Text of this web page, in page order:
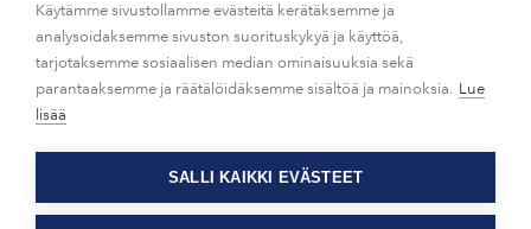
UUTISHUONE
OTA YHTEYTTÄ
Käytämme sivustollamme evästeitä kerätäksemme ja
analysoidaksemme sivuston suorituskykyä ja käyttöä,
tarjotaksemme sosiaalisen median ominaisuuksia sekä
parantaaksemme ja räätälöidäksemme sisältöä ja mainoksia. Lue
lisää
SALLI KAIKKI EVÄSTEET